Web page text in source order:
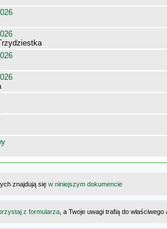
znajdują się w niniejszym dokumencie
z formularza , a Twoje uwagi trafią do